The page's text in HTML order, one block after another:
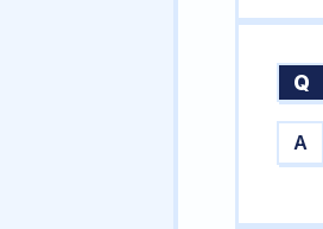
Q
A